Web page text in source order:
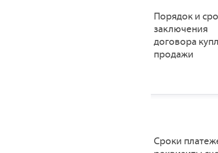
Порядок и
заключения
договора
продажи
Сроки